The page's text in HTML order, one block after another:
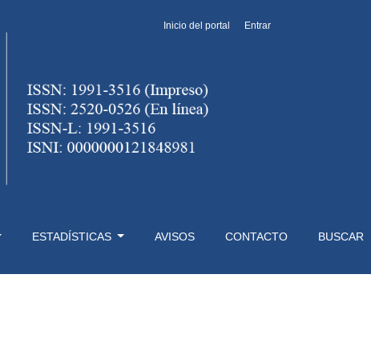
ESTADÍSTICAS AVISOS CONTACTO BUSCAR
Inicio del portal Entrar